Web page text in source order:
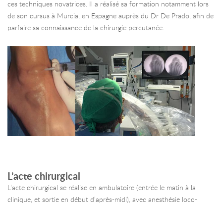
ces techniques novatrices. Il a réalisé sa formation notamment lors
de son cursus à Murcia, en Espagne auprès du Dr De Prado, afin de
parfaire sa connaissance de la chirurgie percutanée.
L’acte chirurgical
L’acte chirurgical se réalise en ambulatoire (entrée le matin à la
clinique, et sortie en début d’après-midi), avec anesthésie loco-